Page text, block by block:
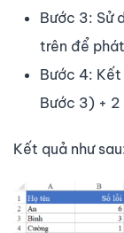
Bước 3: Sử
trên để
Bước 4: Kết
Bước 3) + 2
Kết quả như